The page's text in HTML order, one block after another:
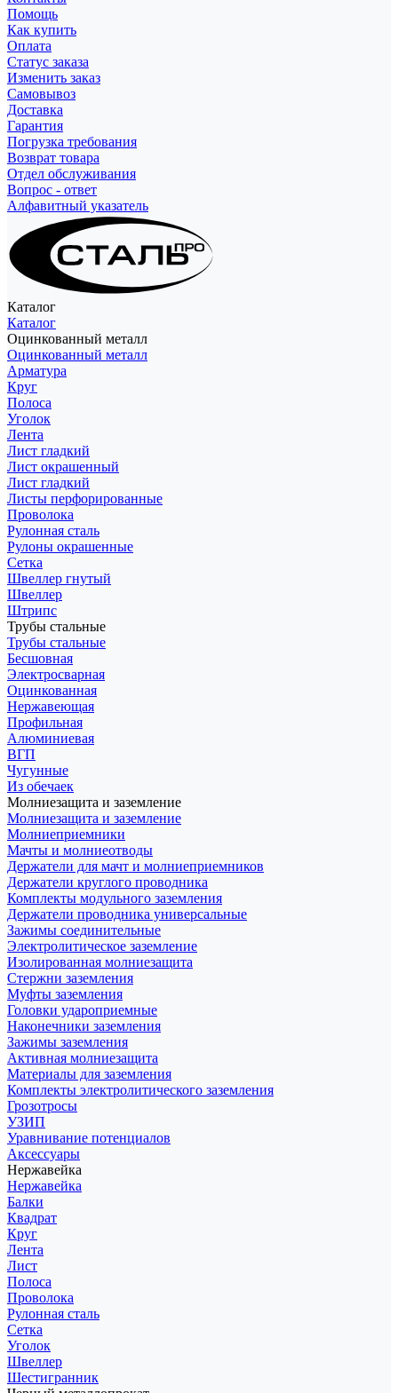
Помощь
Как купить
Оплата
Статус заказа
Изменить заказ
Самовывоз
Доставка
Гарантия
Погрузка требования
Возврат товара
Отдел обслуживания
Вопрос - ответ
Алфавитный указатель
Каталог
Каталог
Оцинкованный металл
Оцинкованный металл
Арматура
Круг
Полоса
Уголок
Лента
Лист гладкий
Лист окрашенный
Лист гладкий
Листы перфорированные
Проволока
Рулонная сталь
Рулоны окрашенные
Сетка
Швеллер гнутый
Швеллер
Штрипс
Трубы стальные
Трубы стальные
Бесшовная
Электросварная
Оцинкованная
Нержавеющая
Профильная
Алюминиевая
ВГП
Чугунные
Из обечаек
Молниезащита и заземление
Молниезащита и заземление
Молниеприемники
Мачты и молниеотводы
Держатели для мачт и молниеприемников
Держатели круглого проводника
Комплекты модульного заземления
Держатели проводника универсальные
Зажимы соединительные
Электролитическое заземление
Изолированная молниезащита
Стержни заземления
Муфты заземления
Головки удароприемные
Наконечники заземления
Зажимы заземления
Активная молниезащита
Материалы для заземления
Комплекты электролитического заземления
Грозотросы
УЗИП
Уравнивание потенциалов
Аксессуары
Нержавейка
Нержавейка
Балки
Квадрат
Круг
Лента
Лист
Полоса
Проволока
Рулонная сталь
Сетка
Уголок
Швеллер
Шестигранник